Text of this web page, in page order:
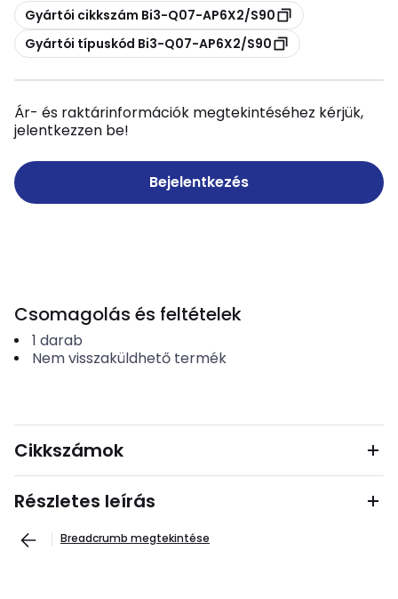
Másolás
Gyártói cikkszám Bi3-Q07-AP6X2/S90
Másolás
Gyártói típuskód Bi3-Q07-AP6X2/S90
Ár- és raktárinformációk megtekintéséhez kérjük,
jelentkezzen be!
Bejelentkezés
Csomagolás és feltételek
1 darab
Nem visszaküldhető termék
Cikkszámok
Részletes leírás
Breadcrumb megtekintése